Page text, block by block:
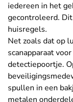
iedereen in het
gecontroleerd.
huisregels.
Net zoals dat op
scanapparaat
detectiepoortje.
spullen in een
metalen